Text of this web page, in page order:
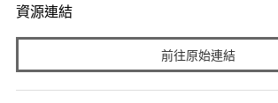
資源連結
前往原始連結